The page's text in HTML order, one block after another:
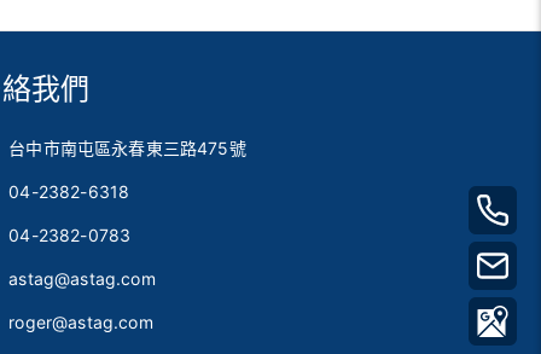
我們
台中市南屯區永春東三路475號
04-2382-6318
04-2382-0783
astag@astag.com
roger@astag.com